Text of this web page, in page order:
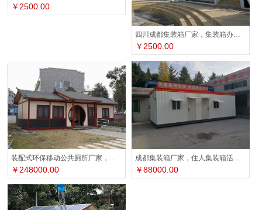
￥2500.00
￥2500.00
￥248000.00 ￥88000.00